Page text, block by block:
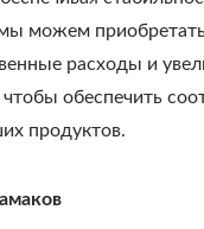
можем
расходы и
обеспечить
продуктов.